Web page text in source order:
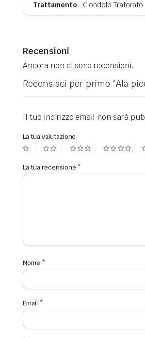
Trattamento Ciondolo Traforato
Recensioni
Ancora non ci sono recensioni.
Recensisci per primo “Ala
Il tuo indirizzo email non sarà
La tua valutazione
La tua recensione *
Nome *
Email *